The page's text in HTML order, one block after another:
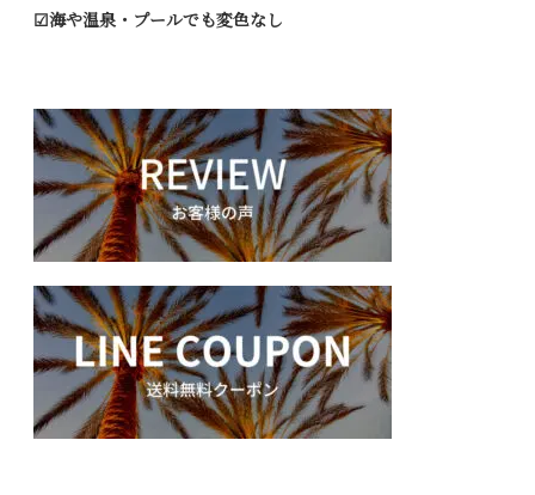
☑︎海や温泉・プールでも変色なし